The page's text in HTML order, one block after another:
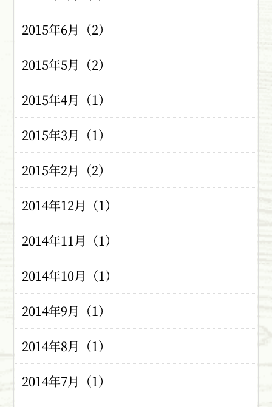
2015年6月（2）
2015年5月（2）
2015年4月（1）
2015年3月（1）
2015年2月（2）
2014年12月（1）
2014年11月（1）
2014年10月（1）
2014年9月（1）
2014年8月（1）
2014年7月（1）